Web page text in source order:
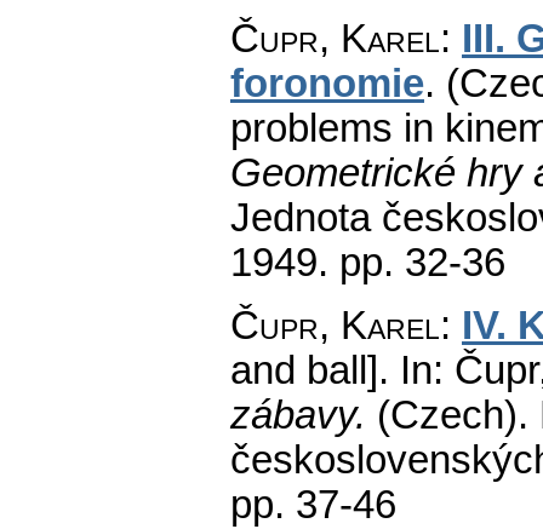
Čupr, Karel: III.
foronomie.
problems in
Geometrické hry
Jednota
1949. pp. 32-36
Čupr, Karel: IV.
and ball]. In:
zábavy. (Czech).
pp. 37-46